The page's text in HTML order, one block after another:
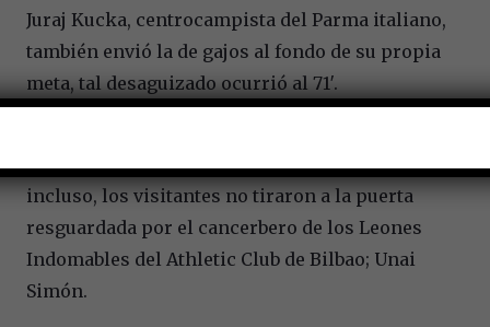
Juraj Kucka, centrocampista del Parma italiano,
también envió la de gajos al fondo de su propia
meta, tal desaguizado ocurrió al 71′.
señor de las acciones durante todo el cotejo;
incluso, los visitantes no tiraron a la puerta
resguardada por el cancerbero de los Leones
Indomables del Athletic Club de Bilbao; Unai
Simón.